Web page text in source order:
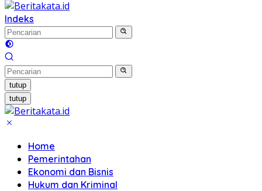
Indeks
tutup
tutup
Home
Pemerintahan
Ekonomi dan Bisnis
Hukum dan Kriminal